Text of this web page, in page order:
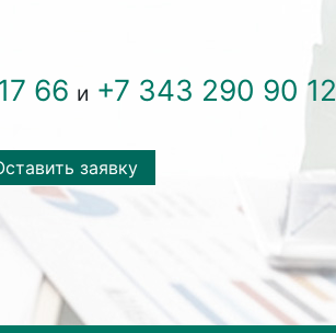
66 и +7 343 290 90 12
заявку